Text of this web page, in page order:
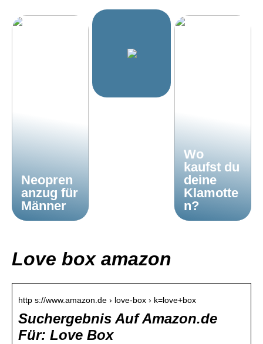
Neopren
anzug für
Männer
Wo
kaufst du
deine
Klamotte
n?
Love box amazon
http s://www.amazon.de › love-box › k=love+box
Suchergebnis Auf Amazon.de
Für: Love Box